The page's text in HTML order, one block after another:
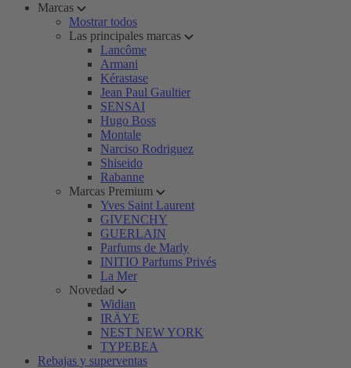
Marcas
Mostrar todos
Las principales marcas
Lancôme
Armani
Kérastase
Jean Paul Gaultier
SENSAI
Hugo Boss
Montale
Narciso Rodriguez
Shiseido
Rabanne
Marcas Premium
Yves Saint Laurent
GIVENCHY
GUERLAIN
Parfums de Marly
INITIO Parfums Privés
La Mer
Novedad
Widian
IRÄYE
NEST NEW YORK
TYPEBEA
Rebajas y superventas